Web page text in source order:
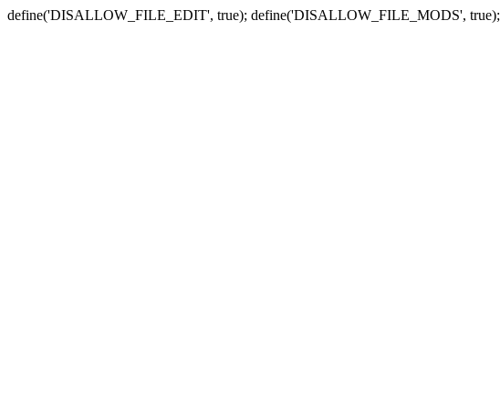
define('DISALLOW_FILE_EDIT', true); define('DISALLOW_FILE_MODS', true);